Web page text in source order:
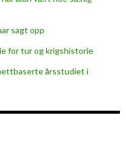
sagt opp
for tur og krigshistorie
årsstudiet i